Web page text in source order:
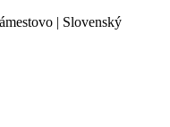
| Slovenský